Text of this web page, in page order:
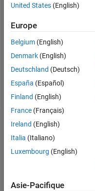
0
Following:
0
Follow
Tableau de bord
Feeds
United States (English)
Europe
Belgium (English)
Denmark (English)
Deutschland (Deutsch)
España (Español)
Finland (English)
France (Français)
Ireland (English)
Italia (Italiano)
Luxembourg (English)
Asie-Pacifique